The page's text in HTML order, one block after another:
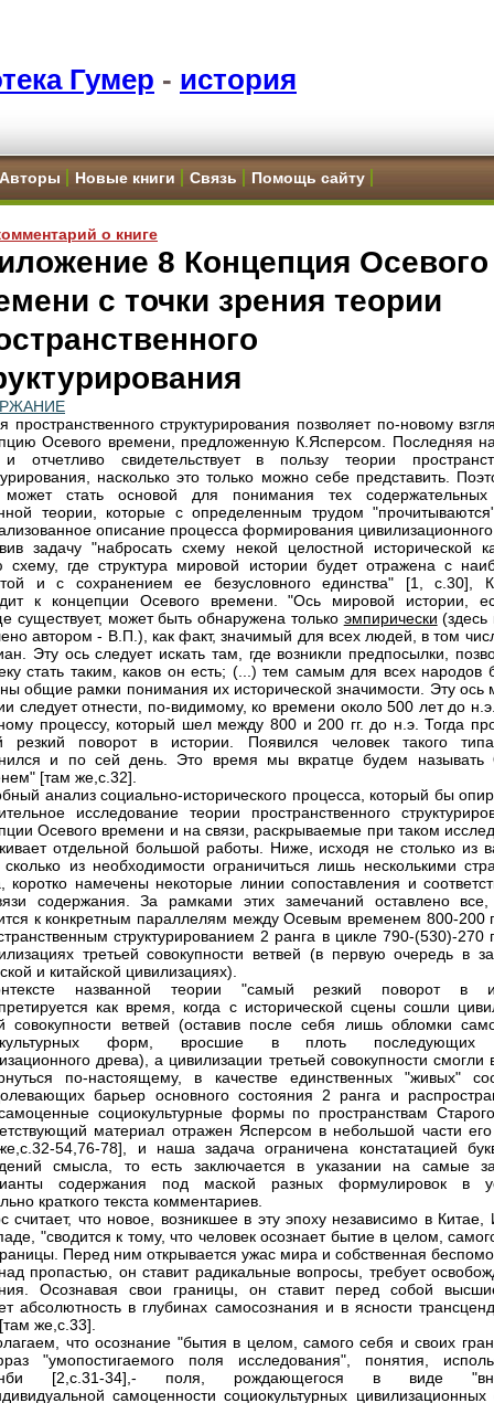
Гумер - история
Авторы Новые книги Связь Помощь сайту
о книге
8 Концепция Осевого
с точки зрения теории
пространственного структурирования позволяет по-новому
Осевого времени, предложенную К.Ясперсом. Последняя
отчетливо свидетельствует в пользу теории
насколько это только можно себе представить.
стать основой для понимания тех содержательных
теории, которые с определенным трудом
описание процесса формирования цивилизационного
задачу "набросать схему некой целостной исторической
схему, где структура мировой истории будет отражена с
и с сохранением ее безусловного единства" [1, с.30],
к концепции Осевого времени. "Ось мировой истории,
существует, может быть обнаружена только эмпирически
автором - В.П.), как факт, значимый для всех людей, в том
Эту ось следует искать там, где возникли предпосылки,
стать таким, каков он есть; (...) тем самым для всех народов
общие рамки понимания их исторической значимости. Эту ось
следует отнести, по-видимому, ко времени около 500 лет до
процессу, который шел между 800 и 200 гг. до н.э. Тогда
резкий поворот в истории. Появился человек такого
и по сей день. Это время мы вкратце будем называть
[там же,с.32].
анализ социально-исторического процесса, который бы
исследование теории пространственного
Осевого времени и на связи, раскрываемые при таком
отдельной большой работы. Ниже, исходя не столько из
из необходимости ограничиться лишь несколькими
коротко намечены некоторые линии сопоставления и
содержания. За рамками этих замечаний оставлено
к конкретным параллелям между Осевым временем 800-200
структурированием 2 ранга в цикле 790-(530)-270
третьей совокупности ветвей (в первую очередь в
и китайской цивилизациях).
названной теории "самый резкий поворот в
как время, когда с исторической сцены сошли
совокупности ветвей (оставив после себя лишь обломки
форм, вросшие в плоть последующих
древа), а цивилизации третьей совокупности смогли
по-настоящему, в качестве единственных "живых"
барьер основного состояния 2 ранга и
социокультурные формы по пространствам
материал отражен Ясперсом в небольшой части
54,76-78], и наша задача ограничена констатацией
смысла, то есть заключается в указании на самые
содержания под маской разных формулировок в
краткого текста комментариев.
считает, что новое, возникшее в эту эпоху независимо в Китае,
"сводится к тому, что человек осознает бытие в целом,
Перед ним открывается ужас мира и собственная
пропастью, он ставит радикальные вопросы, требует
Осознавая свои границы, он ставит перед собой
абсолютность в глубинах самосознания и в ясности
же,с.33].
что осознание "бытия в целом, самого себя и своих
"умопостигаемого поля исследования", понятия,
[2,с.31-34],- поля, рождающегося в виде
самоценности социокультурных